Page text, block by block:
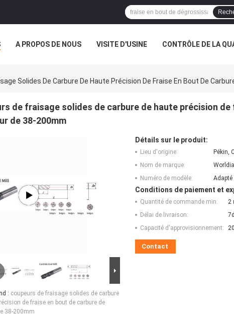
A PROPOS DE NOUS VISITE D'USINE CONTRÔLE DE LA
Solides De Carbure De Haute Précision De Fraise En Bout De
de fraisage solides de carbure de haute précision
de 38-200mm
: coupeurs de fraisage solides de carbure
de fraise en bout de carbure de
38-200mm
Détails sur le produit:
Lieu d'origine:
Pékin,
Nom de marque:
Worldia
Numéro de modèle:
Conditions de paiement et
Quantité de commande min:
2
Délai de livraison:
Capacité d'approvisionnement:
Contact